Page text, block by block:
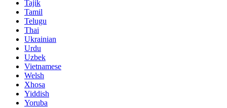
Tajik
Tamil
Telugu
Thai
Ukrainian
Urdu
Uzbek
Vietnamese
Welsh
Xhosa
Yiddish
Yoruba